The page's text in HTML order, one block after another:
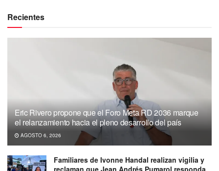
Recientes
Eric Rivero propone que el Foro Meta RD 2036 marque
el relanzamiento hacia el pleno desarrollo del país
AGOSTO 6, 2026
Familiares de Ivonne Handal realizan vigilia y